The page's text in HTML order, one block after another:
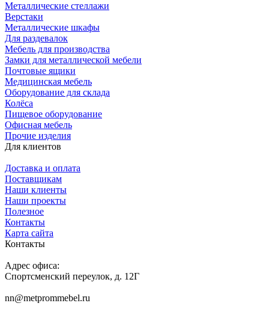
Металлические стеллажи
Верстаки
Металлические шкафы
Для раздевалок
Мебель для производства
Замки для металлической мебели
Почтовые ящики
Медицинская мебель
Оборудование для склада
Колёса
Пищевое оборудование
Офисная мебель
Прочие изделия
Для клиентов
Доставка и оплата
Поставщикам
Наши клиенты
Наши проекты
Полезное
Контакты
Карта сайта
Контакты
Адрес офиса:
Спортсменский переулок, д. 12Г
nn@metprommebel.ru